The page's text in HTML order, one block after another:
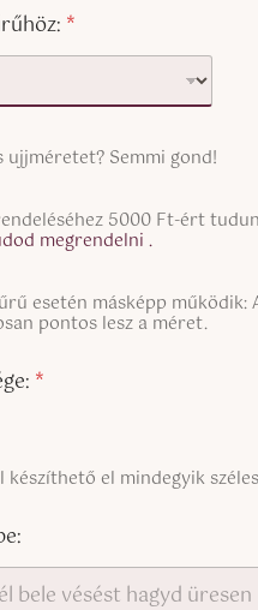
*
Semmi gond!
5000 Ft-ért
megrendelni .
esetén másképp
pontos lesz a méret.
*
el mindegyik